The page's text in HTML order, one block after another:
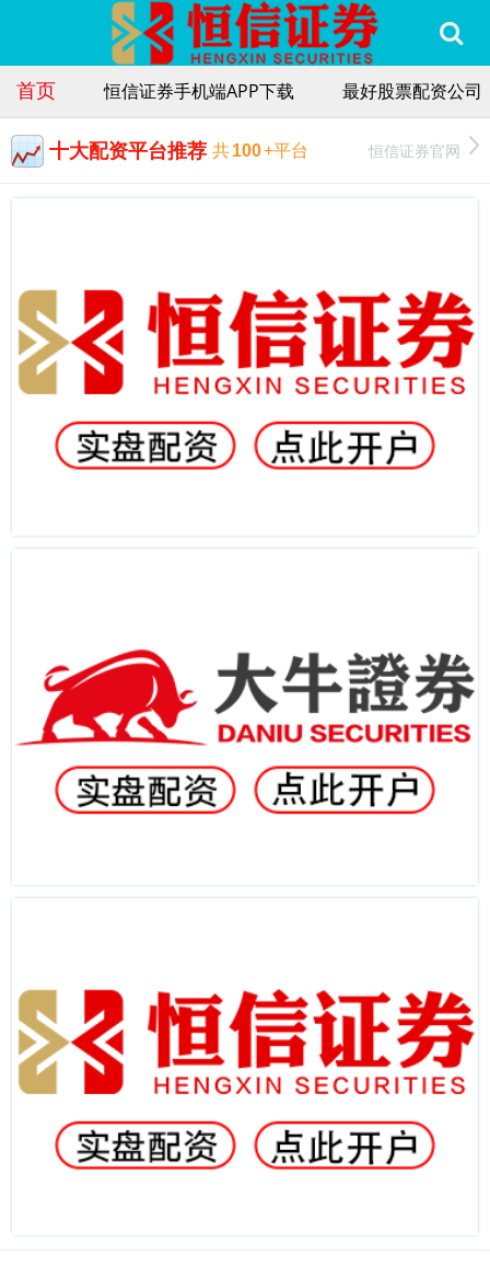
首页 恒信证券手机端APP下载 最好股票配资公司
十大配资平台推荐 共100+平台 恒信证券官网